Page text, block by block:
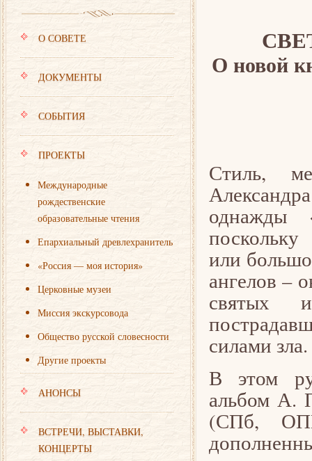
О СОВЕТЕ
ДОКУМЕНТЫ
СОБЫТИЯ
ПРОЕКТЫ
Международные
рождественские
образовательные чтения
Епархиальный древлехранитель
«Россия — моя история»
Церковные музеи
Миссия экскурсовода
Общество русской словесности
Другие проекты
АНОНСЫ
ВСТРЕЧИ, ВЫСТАВКИ,
КОНЦЕРТЫ
О новой
Стиль,
однажды
или
ангелов –
святых
силами зла.
В этом
альбом А.
(СПб,